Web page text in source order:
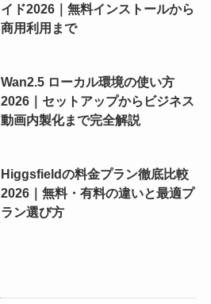
イド2026｜無料インストールから
商用利用まで
Wan2.5 ローカル環境の使い方
2026｜セットアップからビジネス
動画内製化まで完全解説
Higgsfieldの料金プラン徹底比較
2026｜無料・有料の違いと最適プ
ラン選び方